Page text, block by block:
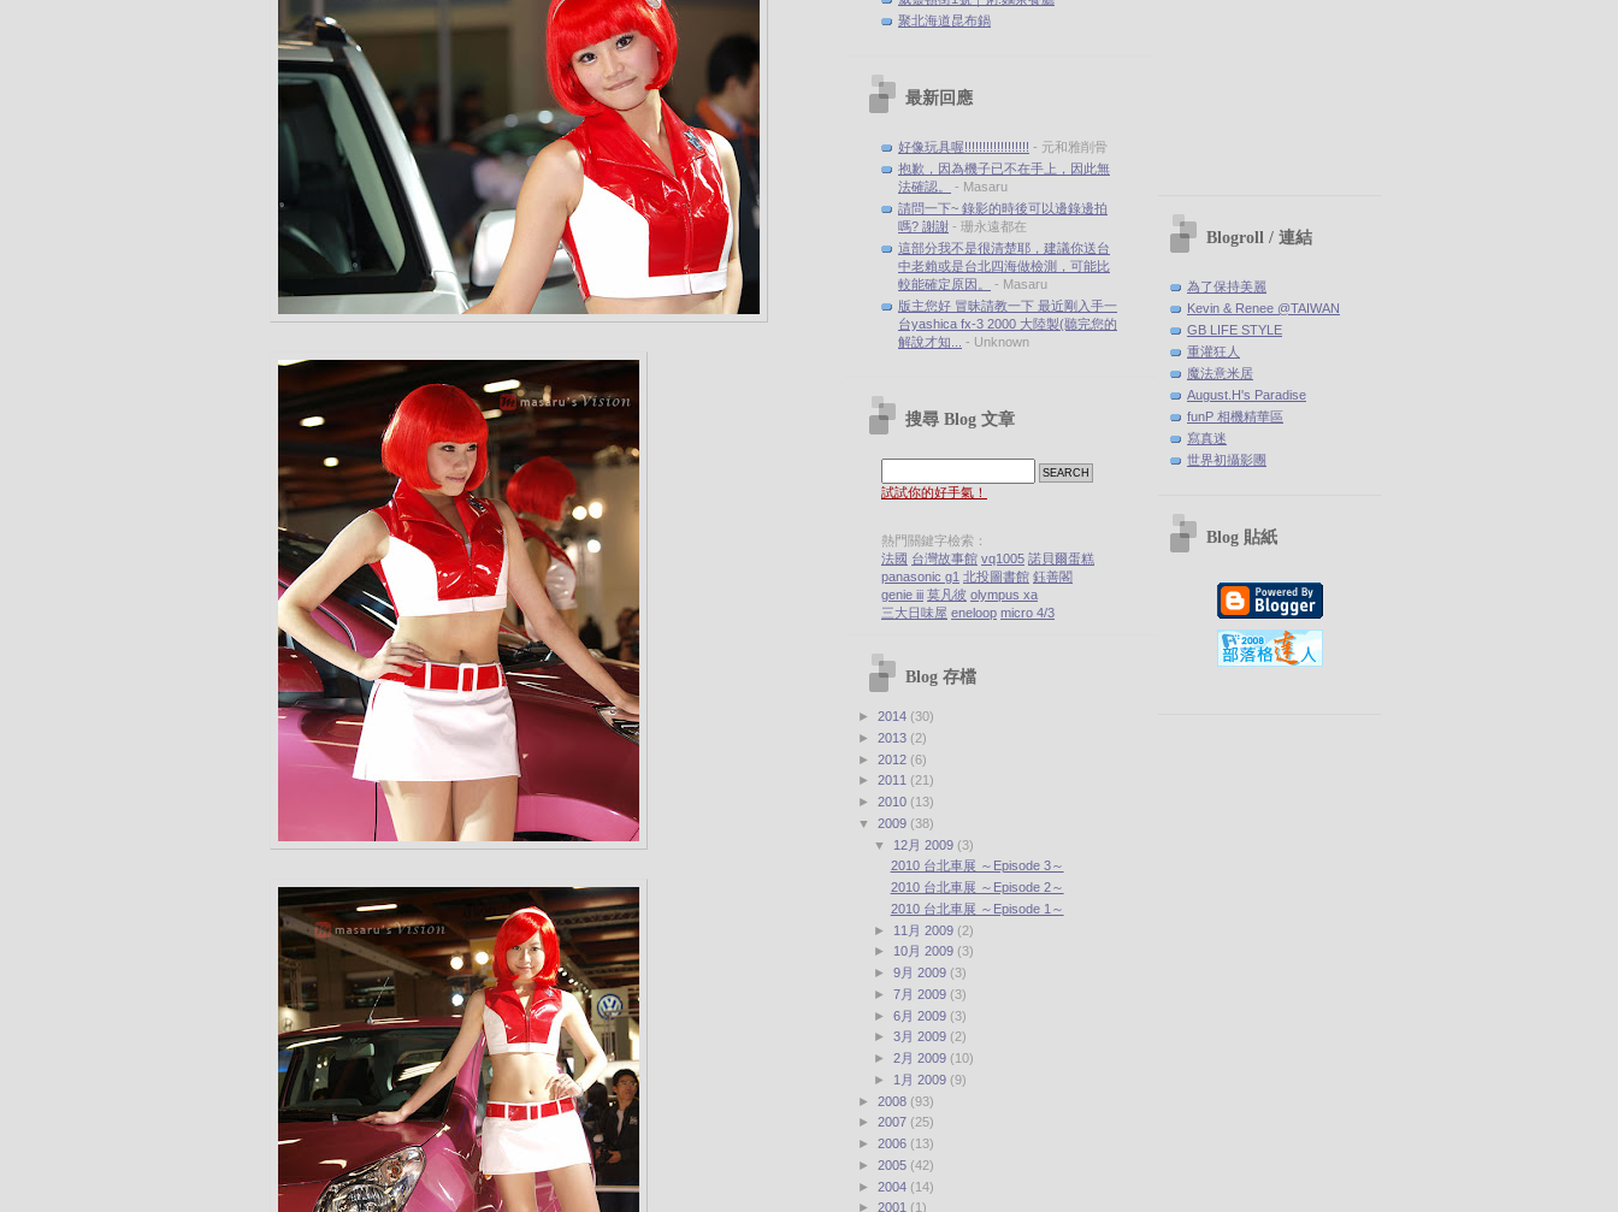
聚北海道昆布鍋
最新回應
好像玩具喔!!!!!!!!!!!!!!!!!! - 元和雅削骨
抱歉，因為機子已不在手上，因此無
法確認。
- Masaru
請問一下~ 錄影的時後可以邊錄邊拍
嗎? 謝謝 - 珊永遠都在
這部分我不是很清楚耶，建議你送台
中老賴或是台北四海做檢測，可能比
較能確定原因。
- Masaru
版主您好 冒昧請教一下 最近剛入手一
台yashica fx-3 2000 大陸製(聽完您的
解說才知...
- Unknown
搜尋 Blog 文章
試試你的好手氣！
熱門關鍵字檢索：
法國 台灣故事館 vq1005 諾貝爾蛋糕
panasonic g1 北投圖書館 鈺善閣
genie iii 莫凡彼 olympus xa
三大日味屋 eneloop micro 4/3
Blog 存檔
► 2014 (30)
► 2013 (2)
► 2012 (6)
► 2011 (21)
► 2010 (13)
▼ 2009 (38)
▼ 12月 2009 (3)
2010 台北車展 ～Episode 3～
2010 台北車展 ～Episode 2～
2010 台北車展 ～Episode 1～
► 11月 2009 (2)
► 10月 2009 (3)
►9月 2009 (3)
►7月 2009 (3)
►6月 2009 (3)
►3月 2009 (2)
►2月 2009 (10)
► 1月 2009 (9)
► 2008 (93)
► 2007 (25)
► 2006 (13)
► 2005 (42)
► 2004 (14)
► 2001 (1)
Blogroll / 連結
為了保持美麗
Kevin & Renee @TAIWAN
GB LIFE STYLE
重灌狂人
魔法意米居
August.H's Paradise
funP 相機精華區
寫真迷
世界初攝影團
Blog 貼紙